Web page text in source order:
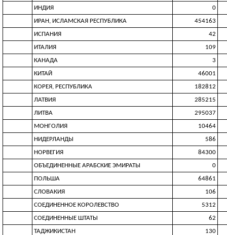
ИНДИЯ
0
ИРАН, ИСЛАМСКАЯ РЕСПУБЛИКА
454163
ИСПАНИЯ
42
ИТАЛИЯ
109
КАНАДА
3
КИТАЙ
46001
КОРЕЯ, РЕСПУБЛИКА
182812
ЛАТВИЯ
285215
ЛИТВА
295037
МОНГОЛИЯ
10464
НИДЕРЛАНДЫ
586
НОРВЕГИЯ
84300
ОБЪЕДИНЕННЫЕ АРАБСКИЕ ЭМИРАТЫ
0
ПОЛЬША
64861
СЛОВАКИЯ
106
СОЕДИНЕННОЕ КОРОЛЕВСТВО
5312
СОЕДИНЕННЫЕ ШТАТЫ
62
ТАДЖИКИСТАН
130